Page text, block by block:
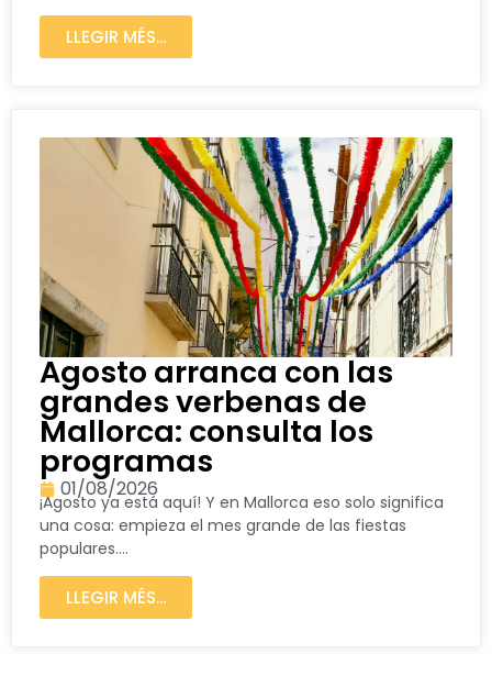
LLEGIR MÉS...
Agosto arranca con las
grandes verbenas de
Mallorca: consulta los
programas
01/08/2026
¡Agosto ya está aquí! Y en Mallorca eso solo significa
una cosa: empieza el mes grande de las fiestas
populares....
LLEGIR MÉS...